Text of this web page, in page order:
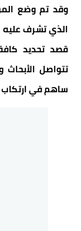
وقد تم وضع
الذي تشرف عليه
قصد تحديد كافة
تتواصل
ساهم في ارتكاب